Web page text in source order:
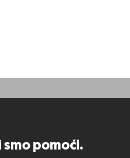
smo pomoći.